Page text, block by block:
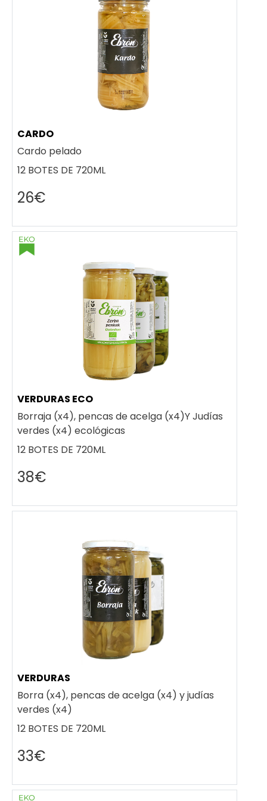
CARDO
Cardo pelado
12 BOTES DE 720ML
26€
VERDURAS ECO
Borraja (x4), pencas de acelga (x4)Y Judías
verdes (x4) ecológicas
12 BOTES DE 720ML
38€
VERDURAS
Borra (x4), pencas de acelga (x4) y judías
verdes (x4)
12 BOTES DE 720ML
33€